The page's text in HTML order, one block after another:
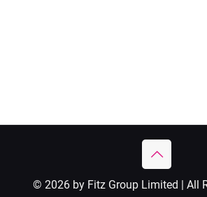
© 2026 by Fitz Group Limited | All